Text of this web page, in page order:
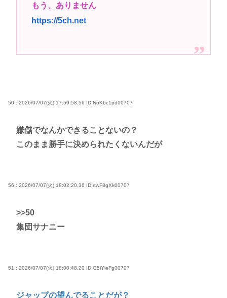
される その名も「ゆーあーすらっがー」
マーベルの新作格ゲー、俺ちゃんことデッドプール
高市早苗さん、憧れのバンドを官邸に招き、自身の
ポケカ資産が100万円超えた男の子www
【高市動画】こういうオスガキってどうやったら産
もう、ありません
https://5ch.net
50 : 2026/07/07(火) 17:59:58.56 ID:NoKbc1pd00707
嫌儲でなんかできることないの？
このまま勝手に決められたくないんだが
56 : 2026/07/07(火) 18:02:20.36 ID:rtwF8gXk00707
>>50
集団サナニー
51 : 2026/07/07(火) 18:00:48.20 ID:G5iYieFg00707
ジャップの望んでることだが？